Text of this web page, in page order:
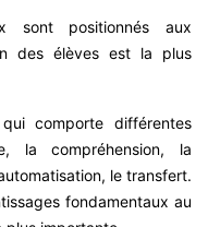
sont positionnés aux
des élèves est la plus
comporte différentes
la compréhension, la
le transfert.
fondamentaux au